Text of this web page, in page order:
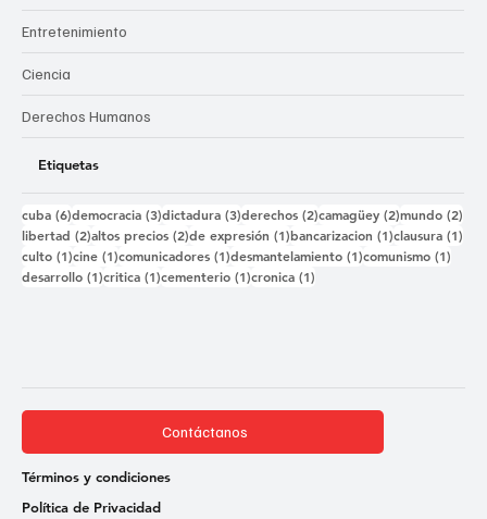
Entretenimiento
Ciencia
Derechos Humanos
Etiquetas
cuba (6)6 entradas
democracia (3)3 entradas
dictadura (3)3 entradas
derechos (2)2 entradas
camagüey (2)2 entradas
mundo (2)
libertad (2)2 entradas
altos precios (2)2 entradas
de expresión (1)1 entrada
bancarizacion (1)1 entrada
clausura (1)
culto (1)1 entrada
cine (1)1 entrada
comunicadores (1)1 entrada
desmantelamiento (1)1 entrada
comunismo (1)
desarrollo (1)1 entrada
critica (1)1 entrada
cementerio (1)1 entrada
cronica (1)
Contáctanos
Términos y condiciones
Política de Privacidad